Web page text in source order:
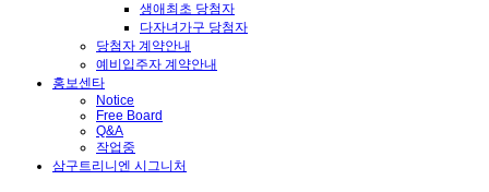
생애최초 당첨자
다자녀가구 당첨자
당첨자 계약안내
예비입주자 계약안내
홍보센타
Notice
Free Board
Q&A
작업중
삼구트리니엔 시그니처